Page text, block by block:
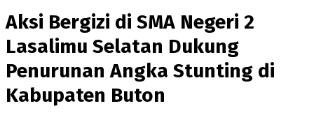
Aksi Bergizi di SMA Negeri 2
Lasalimu Selatan Dukung
Penurunan Angka Stunting di
Kabupaten Buton